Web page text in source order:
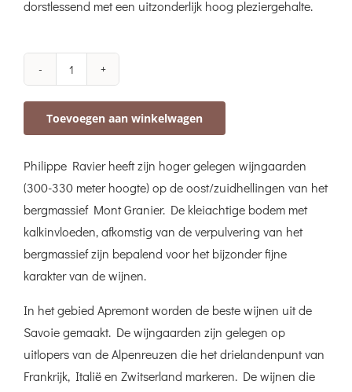
dorstlessend met een uitzonderlijk hoog pleziergehalte.
Domaine
Ravier
Apremont
Vin
de
Savoie
aantal
Toevoegen aan winkelwagen
Philippe Ravier heeft zijn hoger gelegen wijngaarden
(300-330 meter hoogte) op de oost/zuidhellingen van het
bergmassief Mont Granier. De kleiachtige bodem met
kalkinvloeden, afkomstig van de verpulvering van het
bergmassief zijn bepalend voor het bijzonder fijne
karakter van de wijnen.
In het gebied Apremont worden de beste wijnen uit de
Savoie gemaakt. De wijngaarden zijn gelegen op
uitlopers van de Alpenreuzen die het drielandenpunt van
Frankrijk, Italië en Zwitserland markeren. De wijnen die